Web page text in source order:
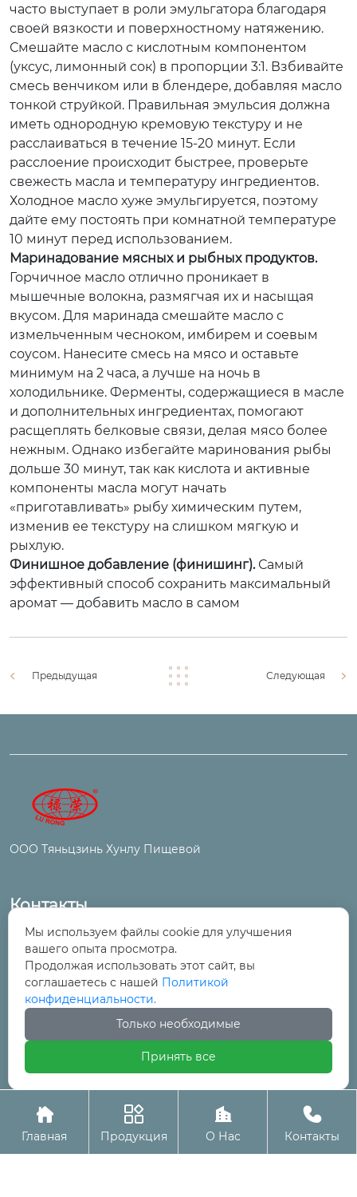
часто выступает в роли эмульгатора благодаря
своей вязкости и поверхностному натяжению.
Смешайте масло с кислотным компонентом
(уксус, лимонный сок) в пропорции 3:1. Взбивайте
смесь венчиком или в блендере, добавляя масло
тонкой струйкой. Правильная эмульсия должна
иметь однородную кремовую текстуру и не
расслаиваться в течение 15-20 минут. Если
расслоение происходит быстрее, проверьте
свежесть масла и температуру ингредиентов.
Холодное масло хуже эмульгируется, поэтому
дайте ему постоять при комнатной температуре
10 минут перед использованием.
Маринадование мясных и рыбных продуктов.
Горчичное масло отлично проникает в
мышечные волокна, размягчая их и насыщая
вкусом. Для маринада смешайте масло с
измельченным чесноком, имбирем и соевым
соусом. Нанесите смесь на мясо и оставьте
минимум на 2 часа, а лучше на ночь в
холодильнике. Ферменты, содержащиеся в масле
и дополнительных ингредиентах, помогают
расщеплять белковые связи, делая мясо более
нежным. Однако избегайте маринования рыбы
дольше 30 минут, так как кислота и активные
компоненты масла могут начать
«приготавливать» рыбу химическим путем,
изменив ее текстуру на слишком мягкую и
рыхлую.
Финишное добавление (финишинг).Самый
эффективный способ сохранить максимальный
аромат — добавить масло в самом
Предыдущая Следующая
ООО Тяньцзинь Хунлу Пищевой
Контакты

№ 6, улица Цинтун, промышленный и
торговый парк, поселок Ванцинто, район
Уцин, Тяньцзинь
 +86-22-29525277
+86-22-29525278
Авторское право©ООО Тяньцзинь Хунлу Пищевой

Главная

Продукция

О Нас

Контакты
Мы используем файлы cookie для улучшения
вашего опыта просмотра.
Продолжая использовать этот сайт, вы
соглашаетесь с нашей Политикой
конфиденциальности.
Только необходимые
Принять все